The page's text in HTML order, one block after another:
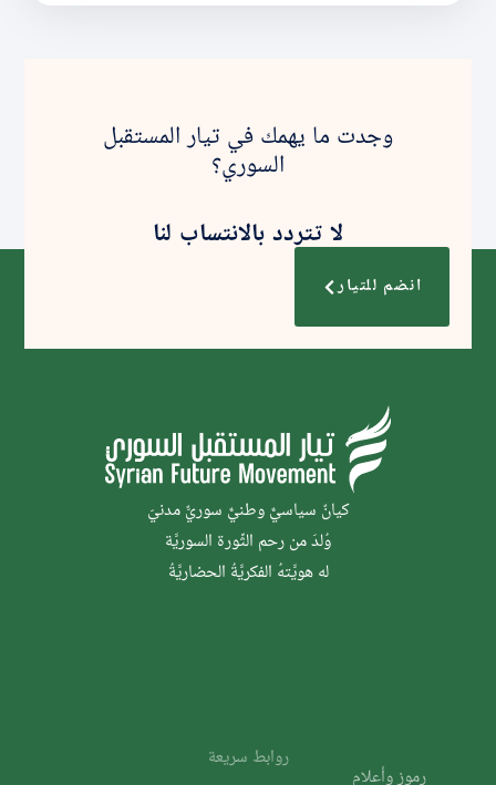
وجدت ما يهمك في تيار المستقبل
السوري؟
لا تتردد بالانتساب لنا
انضم للتيار
كيانٌ سياسيٌّ وطنيٌّ سوريٌّ مدنيّ
وُلدَ من رحم الثَّورة السوريَّة
له هويَّتهُ الفكريَّةُ الحضاريَّةُ
روابط سريعة
رموز وأعلام